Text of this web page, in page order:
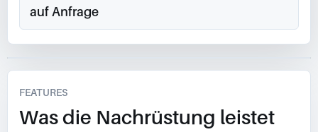
auf Anfrage
FEATURES
Was die Nachrüstung leistet